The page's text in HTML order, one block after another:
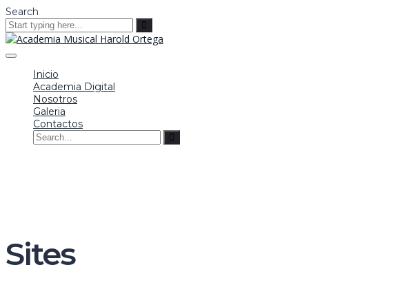
Search
Toggle
navigation
Inicio
Academia Digital
Nosotros
Galeria
Contactos
Sites